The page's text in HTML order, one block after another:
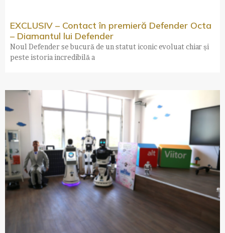
EXCLUSIV – Contact în premieră Defender Octa
– Diamantul lui Defender
Noul Defender se bucură de un statut iconic evoluat chiar și
peste istoria incredibilă a